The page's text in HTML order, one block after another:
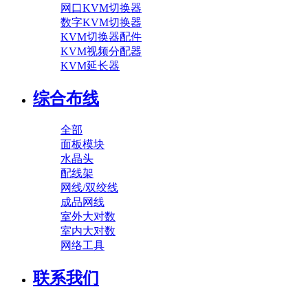
网口KVM切换器
数字KVM切换器
KVM切换器配件
KVM视频分配器
KVM延长器
综合布线
全部
面板模块
水晶头
配线架
网线/双绞线
成品网线
室外大对数
室内大对数
网络工具
联系我们